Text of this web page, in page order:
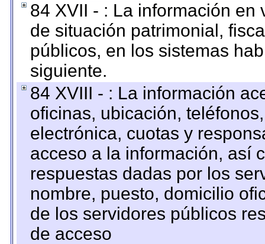
84 XVII - : La información
de situación patrimonial,
públicos, en los sistemas
siguiente.
84 XVIII - : La información
oficinas, ubicación,
electrónica, cuotas y
acceso a la información, así
respuestas dadas por los
nombre, puesto, domicilio
de los servidores públicos
de acceso